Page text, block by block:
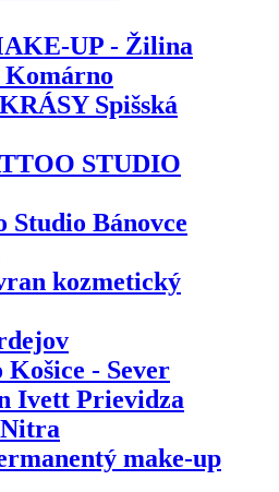
UP - Žilina
Spišská
STUDIO
Studio Bánovce
kozmetický
Košice - Sever
Ivett Prievidza
make-up